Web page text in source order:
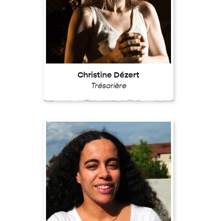
Christine Dézert
Trésorière